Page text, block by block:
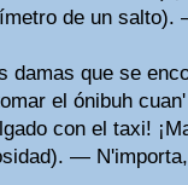
de un
damas que se
el ónibuh
con el taxi!
—